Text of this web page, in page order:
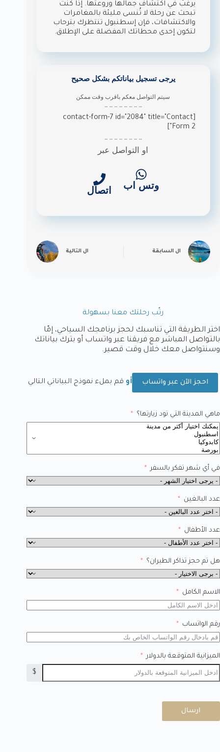
يرغب في اكتشاف جمالها وروعتها. إذا كنت
تبحث عن رحلة لا تُنسى مليئة بالمغامرات
والاكتشافات، فإن إسطنبول تنتظرك بترحاب
لتكون إحدى محطاتك المفضلة على الإطلاق.
يرجى تسجيل بياناتكم بشكل صحيح
سيتم التواصل معكم باقرب وقت ممكن
[contact-form-7 id="2084" title="Contact
Form 2"]
او التواصل عبر
وتس اب اتصال
ال السابقة ال التالية
رتّب رحلتك معنا بسهولة
اختر الطريقة التي تناسبك لحجز برنامجك السياحي، إمّا
بالتواصل المباشر مع فريقنا عبر واتساب أو بترك بياناتك
وسنتواصل معك خلال وقت قصير.
احجز الآن عبر واتساب أو قم بملء نموذج البياناتي التالي
ماهي المدينة التي تود زيارتها؟
في أي شهر تفكر بالسفر
عدد البالغين
عدد الأطفال
هل تم حجز تذاكر الطيران؟
الاسم الكامل
رقم الواتساب
الميزانية المتوقعة بالدولار
$
ارسال